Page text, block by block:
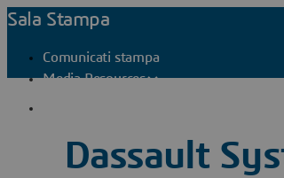
Sala Stampa
Comunicati stampa
Media Resources
Dassault